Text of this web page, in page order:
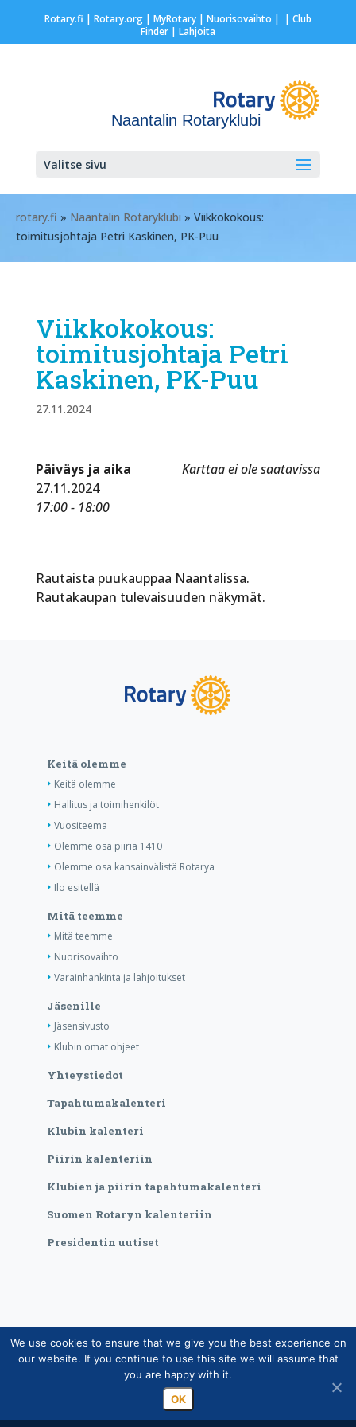
Rotary.fi | Rotary.org| MyRotary | Nuorisovaihto | | Club
Finder| Lahjoita
Naantalin Rotaryklubi
Valitse sivu
rotary.fi » Naantalin Rotaryklubi » Viikkokokous:
toimitusjohtaja Petri Kaskinen, PK-Puu
Viikkokokous:
toimitusjohtaja Petri
Kaskinen, PK-Puu
27.11.2024
Karttaa ei ole saatavissa
Päiväys ja aika
27.11.2024
17:00 - 18:00
Rautaista puukauppaa Naantalissa.
Rautakaupan tulevaisuuden näkymät.
Keitä olemme
Keitä olemme
Hallitus ja toimihenkilöt
Vuositeema
Olemme osa piiriä 1410
Olemme osa kansainvälistä Rotarya
Ilo esitellä
Mitä teemme
Mitä teemme
Nuorisovaihto
Varainhankinta ja lahjoitukset
Jäsenille
Jäsensivusto
Klubin omat ohjeet
Yhteystiedot
Tapahtumakalenteri
Klubin kalenteri
Piirin kalenteriin
Klubien ja piirin tapahtumakalenteri
Suomen Rotaryn kalenteriin
Presidentin uutiset
Copyright © Suomen Rotarypalvelu ry 2026 |
Jäsentietojärjestelmän tietosuojaseloste|Henkilötietojen
käsittely Rotarytoiminnassa
We use cookies to ensure that we give you the best experience on
our website. If you continue to use this site we will assume that
you are happy with it.
OK